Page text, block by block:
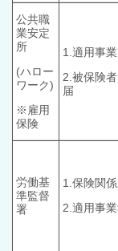
公共職
業安定
所
(ハロー
ワーク)
※雇用
保険
1.適用事
2.被保険
届
労働基
準監督
署
1.保険関
2.適用事